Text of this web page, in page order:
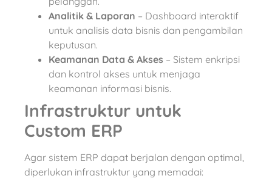
Analitik & Laporan – Dashboard interaktif
untuk analisis data bisnis dan pengambilan
keputusan.
Keamanan Data & Akses – Sistem enkripsi
dan kontrol akses untuk menjaga
keamanan informasi bisnis.
Infrastruktur untuk
Custom ERP
Agar sistem ERP dapat berjalan dengan optimal,
diperlukan infrastruktur yang memadai: